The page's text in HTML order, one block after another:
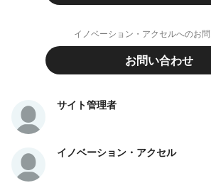
イノベーション・アクセルへのお
お問い合わせ
サイト管理者
イノベーション・アクセル